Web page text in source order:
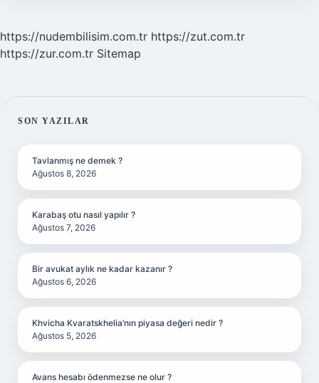
https://nudembilisim.com.tr https://zut.com.tr
https://zur.com.tr Sitemap
SIDEBAR
SON YAZILAR
Tavlanmış ne demek ?
Ağustos 8, 2026
Karabaş otu nasıl yapılır ?
Ağustos 7, 2026
Bir avukat aylık ne kadar kazanır ?
Ağustos 6, 2026
Khvicha Kvaratskhelia’nın piyasa değeri nedir ?
Ağustos 5, 2026
Avans hesabı ödenmezse ne olur ?